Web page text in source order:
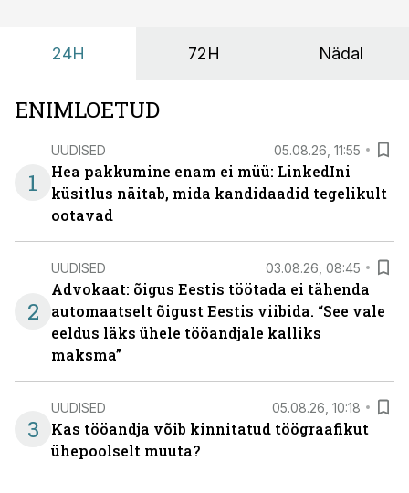
24H 72H Nädal
ENIMLOETUD
1
UUDISED 05.08.26, 11:55
Hea pakkumine enam ei müü: LinkedIni
küsitlus näitab, mida kandidaadid tegelikult
ootavad
2
UUDISED 03.08.26, 08:45
Advokaat: õigus Eestis töötada ei tähenda
automaatselt õigust Eestis viibida. “See vale
eeldus läks ühele tööandjale kalliks
maksma”
3
UUDISED 05.08.26, 10:18
Kas tööandja võib kinnitatud töögraafikut
ühepoolselt muuta?